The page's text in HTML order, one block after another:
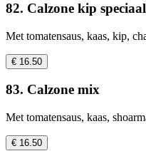
82. Calzone kip speciaal
Met tomatensaus, kaas, kip,
€ 16.50
83. Calzone mix
Met tomatensaus, kaas,
€ 16.50